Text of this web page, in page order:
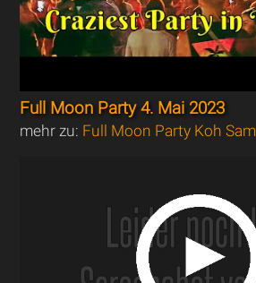
Full Moon Party 4. Mai 2023
mehr zu: Full Moon Party Koh